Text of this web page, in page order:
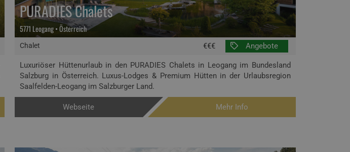
Chalet
PURADIES Chalets
5771 Leogang • Österreich
€€€ Angebote
Luxuriöser Hüttenurlaub in den PURADIES Chalets in Leogang im Bundesland
Salzburg in Österreich. Luxus-Lodges & Premium Hütten in der Urlaubsregion
Saalfelden-Leogang im Salzburger Land.
Webseite Mehr Info